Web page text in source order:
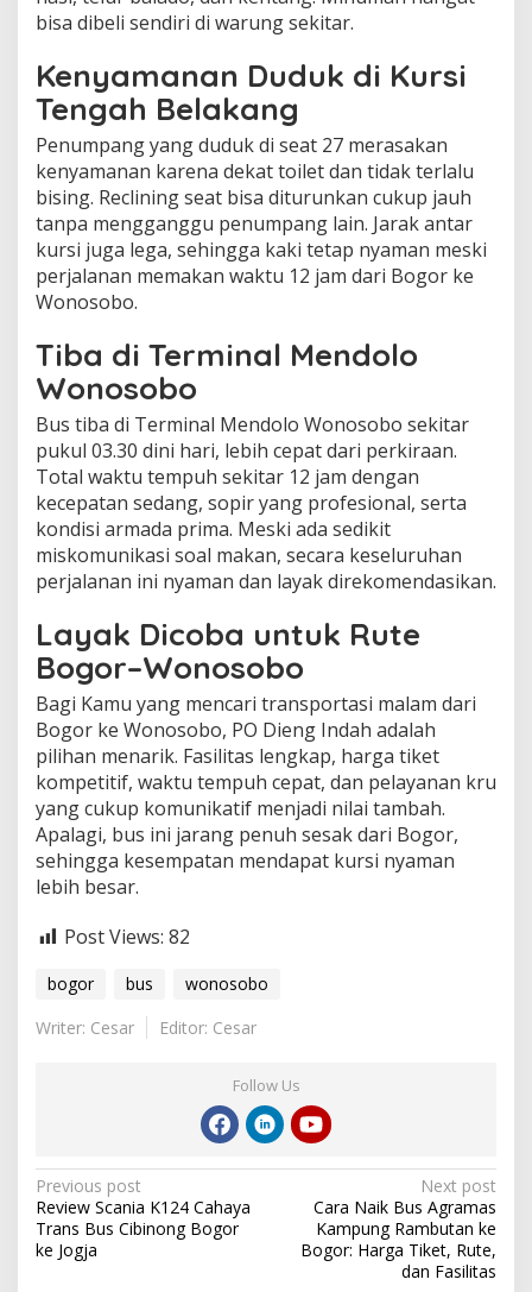
bisa dibeli sendiri di warung sekitar.
Kenyamanan Duduk di Kursi
Tengah Belakang
Penumpang yang duduk di seat 27 merasakan
kenyamanan karena dekat toilet dan tidak terlalu
bising. Reclining seat bisa diturunkan cukup jauh
tanpa mengganggu penumpang lain. Jarak antar
kursi juga lega, sehingga kaki tetap nyaman meski
perjalanan memakan waktu 12 jam dari Bogor ke
Wonosobo.
Tiba di Terminal Mendolo
Wonosobo
Bus tiba di Terminal Mendolo Wonosobo sekitar
pukul 03.30 dini hari, lebih cepat dari perkiraan.
Total waktu tempuh sekitar 12 jam dengan
kecepatan sedang, sopir yang profesional, serta
kondisi armada prima. Meski ada sedikit
miskomunikasi soal makan, secara keseluruhan
perjalanan ini nyaman dan layak direkomendasikan.
Layak Dicoba untuk Rute
Bogor–Wonosobo
Bagi Kamu yang mencari transportasi malam dari
Bogor ke Wonosobo, PO Dieng Indah adalah
pilihan menarik. Fasilitas lengkap, harga tiket
kompetitif, waktu tempuh cepat, dan pelayanan kru
yang cukup komunikatif menjadi nilai tambah.
Apalagi, bus ini jarang penuh sesak dari Bogor,
sehingga kesempatan mendapat kursi nyaman
lebih besar.
Post Views: 82
bogor bus
wonosobo
Writer: Cesar
Editor: Cesar
Follow Us
Post
navigation
Previous post
Review Scania K124 Cahaya
Trans Bus Cibinong Bogor
ke Jogja
Next post
Cara Naik Bus Agramas
Kampung Rambutan ke
Bogor: Harga Tiket, Rute,
dan Fasilitas